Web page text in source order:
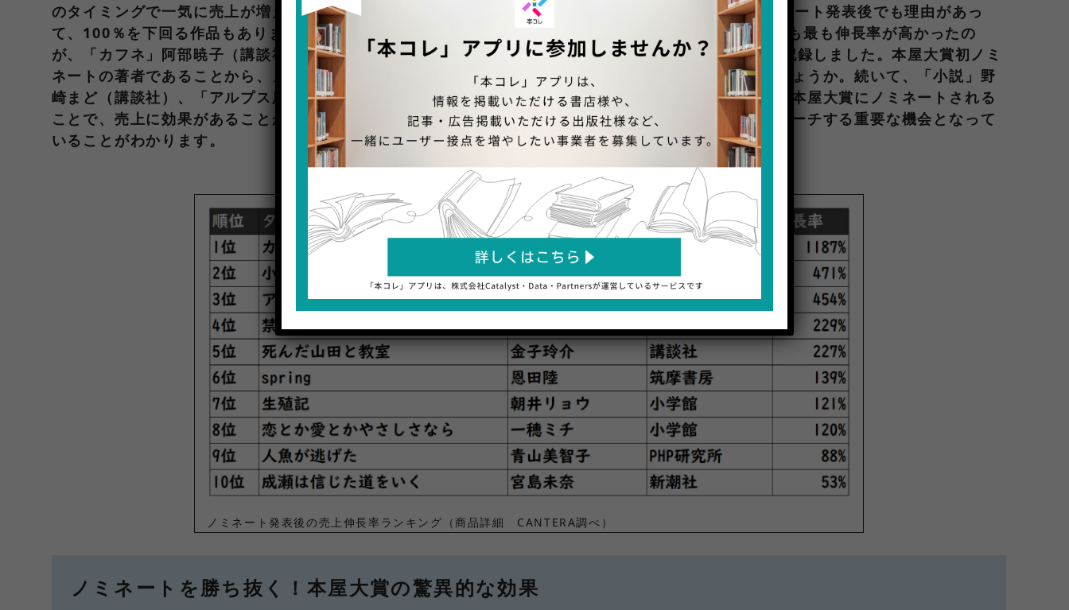
のタイミングで一気に売上が増え、ノミネート発表後との比較では売上伸長率53％となりました。ノミネート発表後でも理由があっ
て、100％を下回る作品もありますが、10作品合計の伸長率は150％の効果を記録しています。その中でも最も伸長率が高かったの
が、「カフネ」阿部暁子（講談社）です。この作品はノミネート発表後に1187％という驚異的な売上を記録しました。本屋大賞初ノミ
ネートの著者であることから、ノミネートをきっかけに初めて手に取った読者も多かったのではないでしょうか。続いて、「小説」野
崎まど（講談社）、「アルプス席の母」早見和真（小学館）が高い伸長率を示しています。このように、本屋大賞にノミネートされる
ことで、売上に効果があることが確認されました。特に初ノミネートの著者にとっては、新しい読者にリーチする重要な機会となって
いることがわかります。
ノミネート発表後の売上伸長率ランキング（商品詳細 CANTERA調べ）
ノミネートを勝ち抜く！本屋大賞の驚異的な効果